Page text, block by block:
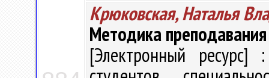
Крюковская, Наталья
Методика
[Электронный ресурс]